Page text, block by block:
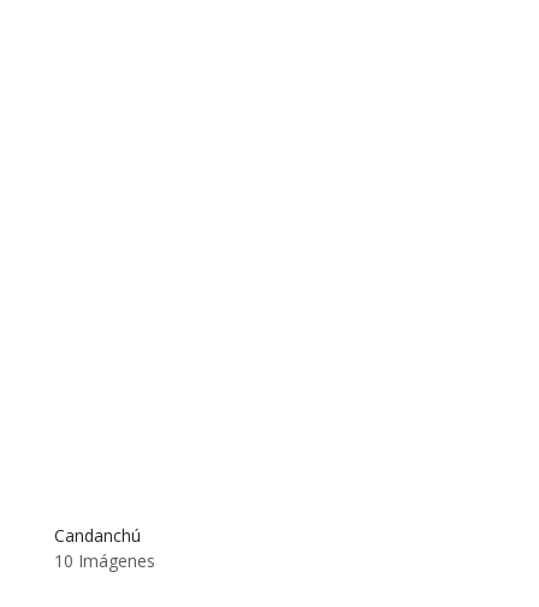
Candanchú
10 Imágenes